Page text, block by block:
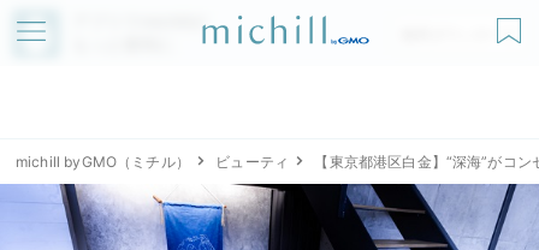
アプリでmichillが
無料ダウンロード
michill byGMO（ミチル） ビューティ 【東京都港区白金】“深海”がコ